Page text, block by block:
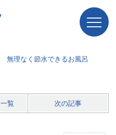
無理なく節水できるお風呂
一覧 次の記事